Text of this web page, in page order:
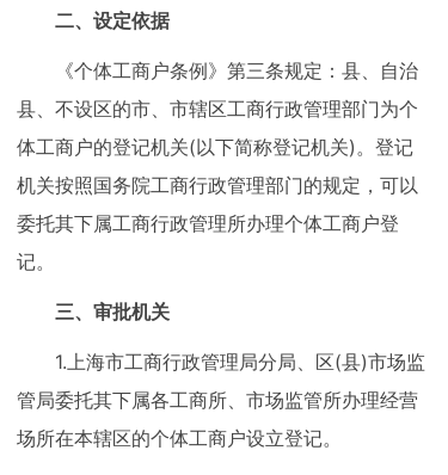
二、设定依据
《个体工商户条例》第三条规定：县、自治
县、不设区的市、市辖区工商行政管理部门为个
体工商户的登记机关(以下简称登记机关)。登记
机关按照国务院工商行政管理部门的规定，可以
委托其下属工商行政管理所办理个体工商户登
记。
三、审批机关
1.上海市工商行政管理局分局、区(县)市场监
管局委托其下属各工商所、市场监管所办理经营
场所在本辖区的个体工商户设立登记。